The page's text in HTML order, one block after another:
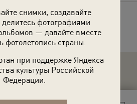
снимки, создавайте
фотографиями
— давайте вместе
фотолетопись страны.
при поддержке Яндекса
культуры Российской
Федерации.
друзьям об этом фото